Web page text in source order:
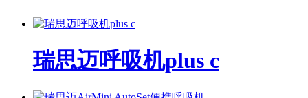
瑞思迈呼吸机plus c